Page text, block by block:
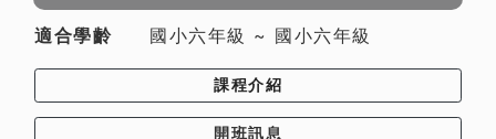
國小六年級 ~ 國小六年級
課程介紹
開班訊息